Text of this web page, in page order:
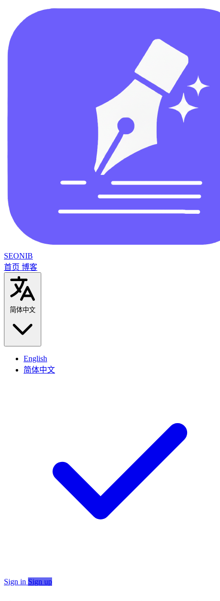
SEONIB
首页 博客
简体中文
English
简体中文
Sign in Sign up